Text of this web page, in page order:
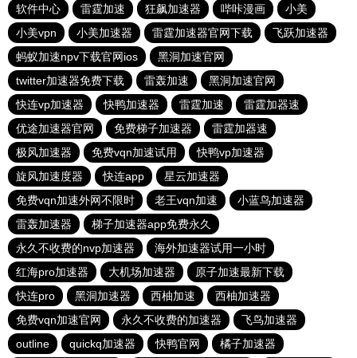
软件中心
雷霆加速 狂飙加速器 哔咔漫画
小美
小美vpn
小美加速器 雷霆加速器官网下载
飞跃加速器
蚂蚁加速npv下载官网ios
黑洞加速官网
twitter加速器免费下载
雷轰加速
黑洞加速官网
快连vp加速器
快鸭加速器 雷霆加速
雷霆加器速
优途加速器官网
免费梯子加速器
雷霆加器速
极风加速器
免费vqn加速试用
快鸭vp加速器
旋风加速度器
快连app
星云加速器
免费vqn加速外网不限时
老王vqn加速
小蓝鸟加速器
雷轰加速器
梯子加速器app免费永久
永久不收费的nvp加速器
海外加速器试用一小时
红海pro加速器
大机场加速器
原子加速最新下载
快连pro
黑洞加速器 西柚加速
西柚加速器
免费vqn加速官网
永久不收费的加速器
飞鸟加速器
outline
quickq加速器 快鸭官网 橘子加速器